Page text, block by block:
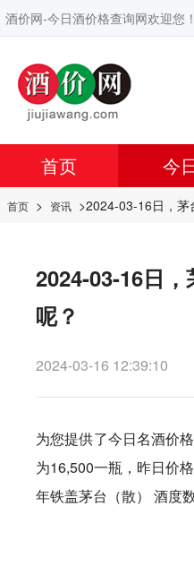
酒价网-今日酒价格查询网欢迎您！
首页 今
首页 > 资讯 >2024-03-16日，
2024-03-16日
呢？
2024-03-16 12:39:10
为您提供了今日名酒价
为16,500一瓶，昨日价
年铁盖茅台（散） 酒度